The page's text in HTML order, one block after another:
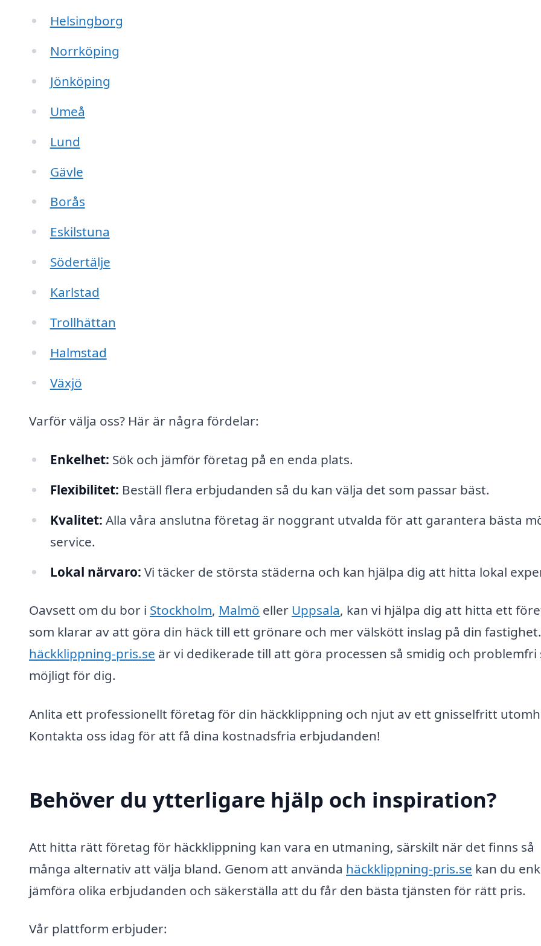
Helsingborg
Norrköping
Jönköping
Umeå
Lund
Gävle
Borås
Eskilstuna
Södertälje
Karlstad
Trollhättan
Halmstad
Växjö
Varför välja oss? Här är några fördelar:
Enkelhet: Sök och jämför företag på en enda plats.
Flexibilitet: Beställ flera erbjudanden så du kan välja det som passar bäst.
Kvalitet: Alla våra anslutna företag är noggrant utvalda för att garantera bästa
service.
Lokal närvaro: Vi täcker de största städerna och kan hjälpa dig att hitta lokal
Oavsett om du bor i Stockholm, Malmö eller Uppsala, kan vi hjälpa dig att hitta ett
som klarar av att göra din häck till ett grönare och mer välskött inslag på din
häckklippning-pris.se är vi dedikerade till att göra processen så smidig och problemfri
möjligt för dig.
Anlita ett professionellt företag för din häckklippning och njut av ett gnisselfritt
Kontakta oss idag för att få dina kostnadsfria erbjudanden!
Behöver du ytterligare hjälp och inspiration?
Att hitta rätt företag för häckklippning kan vara en utmaning, särskilt när det finns så
många alternativ att välja bland. Genom att använda häckklippning-pris.se kan du
jämföra olika erbjudanden och säkerställa att du får den bästa tjänsten för rätt pris.
Vår plattform erbjuder: